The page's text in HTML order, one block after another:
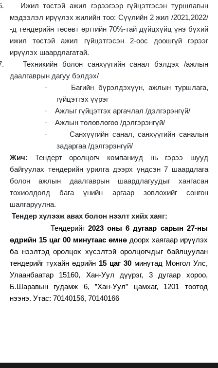
Ижил төстэй ажил гэрээгээр гүйцэтгэсэн туршлагын
мэдээлэл ирүүлэх жилийн тоо: Сүүлийн 2 жил /2021,2022/
-д тендерийн төсөвт өртгийн 70%-тай дүйцхүйц үнэ бүхий
ижил төстэй ажил гүйцэтгэсэн 2-оос доошгүй гэрээг
ирүүлэх шаардлагатай.
Техникийн болон санхүүгийн санал бэлдэх /ажлын
даалгаврын дагуу бэлдэх/
·
Багийн бүрэлдэхүүн, ажлын туршлага,
гүйцэтгэх үүрэг
·
Ажлыг гүйцэтгэх аргачлал /дэлгэрэнгүй/
·
Ажлын төлөвлөгөө /дэлгэрэнгүй/
·
Санхүүгийн санал, санхүүгийн саналын
задаргаа /дэлгэрэнгүй/
Жич: Тендерт оролцогч компаниуд нь гэрээ шууд
байгуулах тендерийн урилга дээрх үндсэн 7 шаардлага
болон ажлын даалгаврын шаардлагуудыг хангасан
тохиолдолд бага үнийн аргаар зөвлөхийг сонгон
шалгаруулна.
Тендер хүлээж авах болон нээлт хийх хаяг:
Тендерийг2023 оны 6 дугаар сарын 27-ны
өдрийн 15 цаг 00 минутаас өмнөдоорх хаягаар ирүүлэх
ба нээлтэд оролцох хүсэлтэй оролцогчдыг байлцуулан
тендерийг тухайн өдрийн 15 цаг 30минутад Монгол Улс,
Улаанбаатар 15160, Хан-Уул дүүрэг, 3 дугаар хороо,
Б.Шаравын гудамж 6, ”Хан-Уул” цамхаг, 1201 тоотод
нээнэ. Утас: 70140156, 70140166